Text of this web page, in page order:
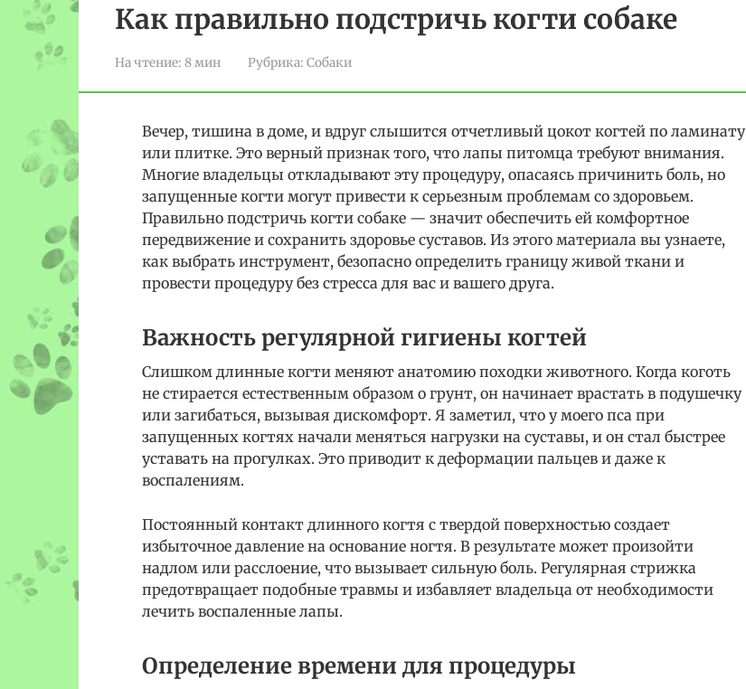
Как правильно подстричь когти собаке
На чтение: 8 мин Рубрика: Собаки
Вечер, тишина в доме, и вдруг слышится отчетливый цокот когтей по ламинату
или плитке. Это верный признак того, что лапы питомца требуют внимания.
Многие владельцы откладывают эту процедуру, опасаясь причинить боль, но
запущенные когти могут привести к серьезным проблемам со здоровьем.
Правильно подстричь когти собаке — значит обеспечить ей комфортное
передвижение и сохранить здоровье суставов. Из этого материала вы узнаете,
как выбрать инструмент, безопасно определить границу живой ткани и
провести процедуру без стресса для вас и вашего друга.
Важность регулярной гигиены когтей
Слишком длинные когти меняют анатомию походки животного. Когда коготь
не стирается естественным образом о грунт, он начинает врастать в подушечку
или загибаться, вызывая дискомфорт. Я заметил, что у моего пса при
запущенных когтях начали меняться нагрузки на суставы, и он стал быстрее
уставать на прогулках. Это приводит к деформации пальцев и даже к
воспалениям.
Постоянный контакт длинного когтя с твердой поверхностью создает
избыточное давление на основание ногтя. В результате может произойти
надлом или расслоение, что вызывает сильную боль. Регулярная стрижка
предотвращает подобные травмы и избавляет владельца от необходимости
лечить воспаленные лапы.
Определение времени для процедуры